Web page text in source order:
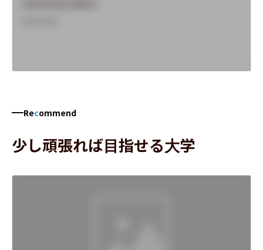
Recommend
少し頑張れば目指せる大学